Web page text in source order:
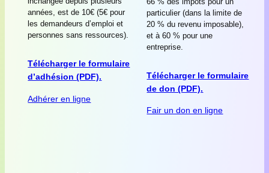
années, est de 10€ (5€ pour
les demandeurs d’emploi et
personnes sans ressources).
Télécharger le formulaire
d’adhésion (PDF).
Adhérer en ligne
particulier (dans la limite de
20 % du revenu imposable),
et à 60 % pour une
entreprise.
Télécharger le formulaire
de don (PDF).
Fair un don en ligne